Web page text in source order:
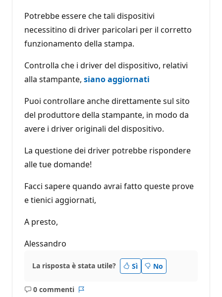
Potrebbe essere che tali dispositivi
necessitino di driver paricolari per il corretto
funzionamento della stampa.
Controlla che i driver del dispositivo, relativi
alla stampante, siano aggiornati
Puoi controllare anche direttamente sul sito
del produttore della stampante, in modo da
avere i driver originali del dispositivo.
La questione dei driver potrebbe rispondere
alle tue domande!
Facci sapere quando avrai fatto queste prove
e tienici aggiornati,
A presto,
Alessandro
La risposta è stata utile? Sì No
0 commenti
Nessun